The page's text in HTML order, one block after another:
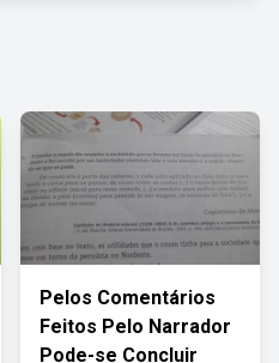
Pelos Comentários
Feitos Pelo Narrador
Pode-se Concluir